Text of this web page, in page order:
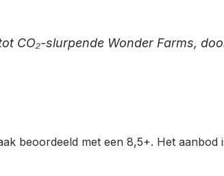
CO₂-slurpende Wonder Farms,
beoordeeld met een 8,5+. Het aanbod